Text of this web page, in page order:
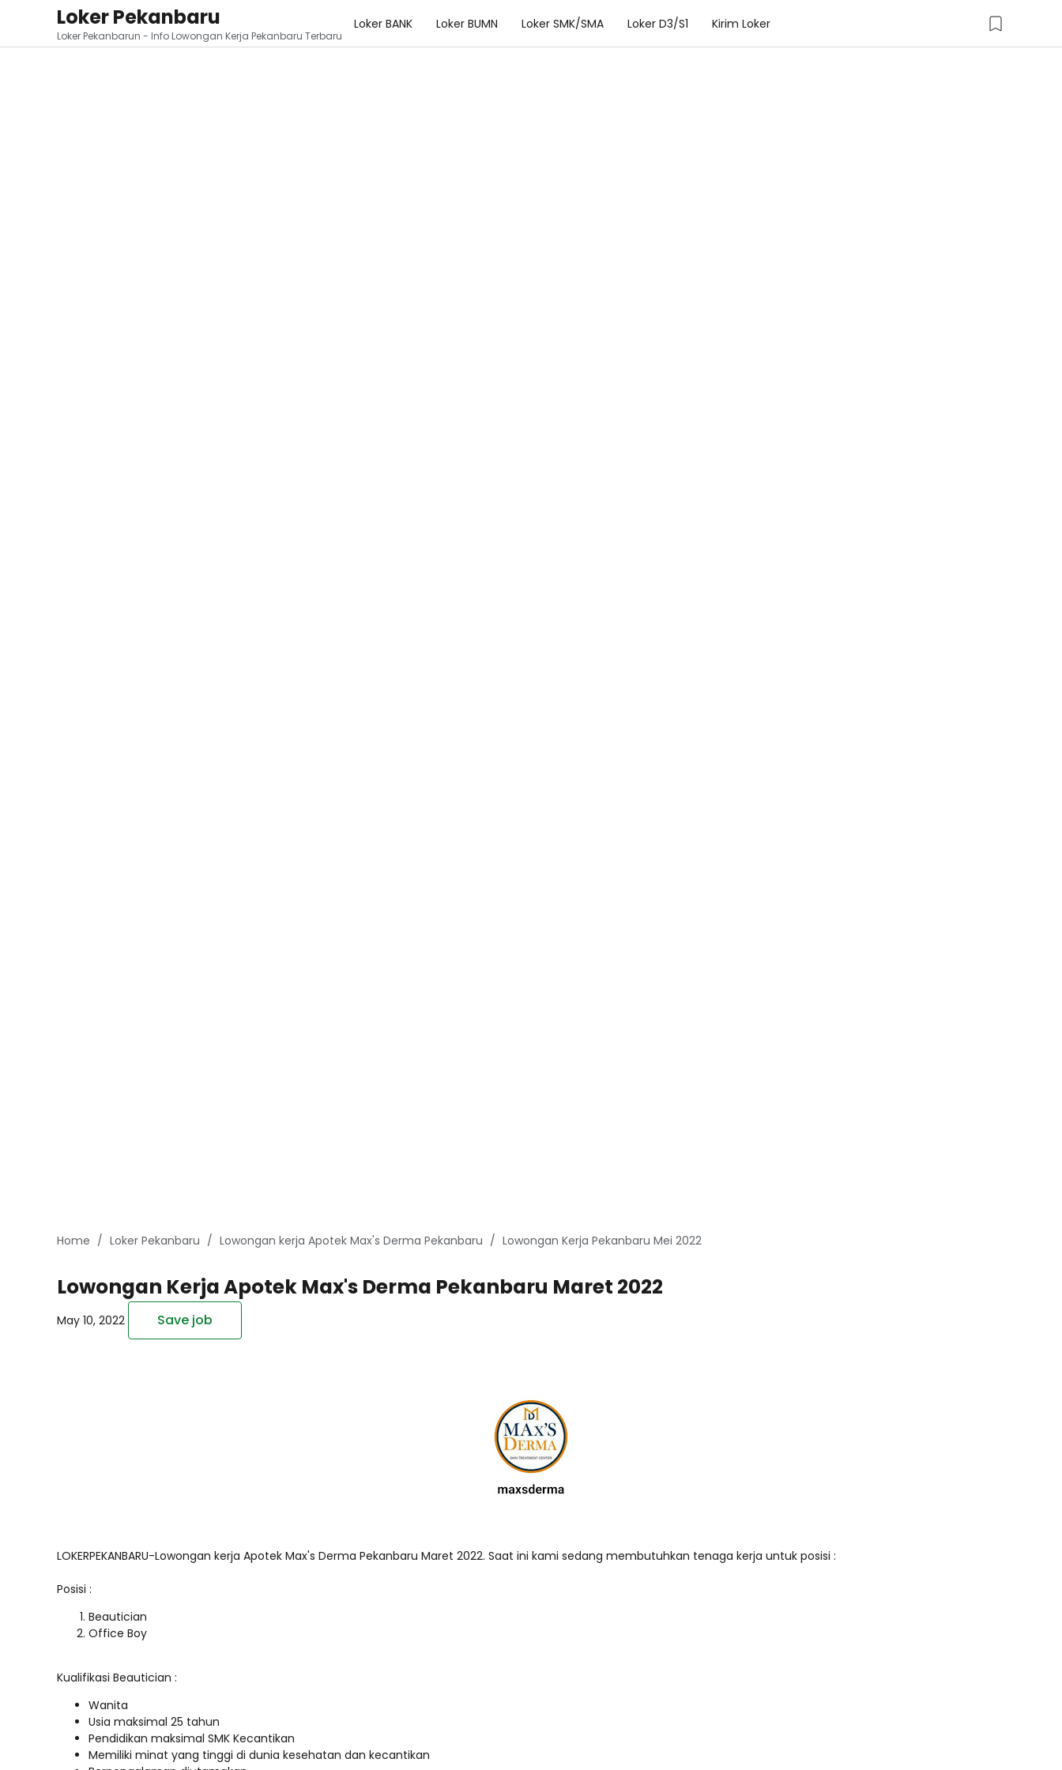
Loker Pekanbaru
Loker Pekanbarun - Info Lowongan Kerja Pekanbaru Terbaru
Loker BANK Loker BUMN Loker SMK/SMA Loker D3/S1 Kirim Loker
Home Loker Pekanbaru Lowongan kerja Apotek Max's Derma Pekanbaru Lowongan Kerja Pekanbaru Mei 2022
Lowongan Kerja Apotek Max's Derma Pekanbaru Maret 2022
May 10, 2022 Save job
LOKERPEKANBARU-Lowongan kerja Apotek Max's Derma Pekanbaru Maret 2022. Saat ini kami sedang membutuhkan tenaga kerja untuk posisi :
Posisi :
Beautician
Office Boy
Kualifikasi Beautician :
Wanita
Usia maksimal 25 tahun
Pendidikan maksimal SMK Kecantikan
Memiliki minat yang tinggi di dunia kesehatan dan kecantikan